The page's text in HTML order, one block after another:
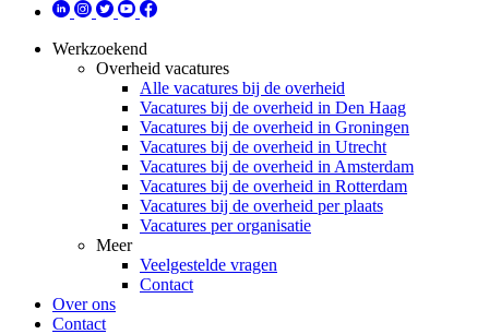
Werkzoekend
Overheid vacatures
Alle vacatures bij de overheid
Vacatures bij de overheid in Den Haag
Vacatures bij de overheid in Groningen
Vacatures bij de overheid in Utrecht
Vacatures bij de overheid in Amsterdam
Vacatures bij de overheid in Rotterdam
Vacatures bij de overheid per plaats
Vacatures per organisatie
Meer
Veelgestelde vragen
Contact
Over ons
Contact